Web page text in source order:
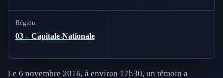
Région
03 – Capitale-Nationale
Le 6 novembre 2016, à environ 17h30, un témoin a